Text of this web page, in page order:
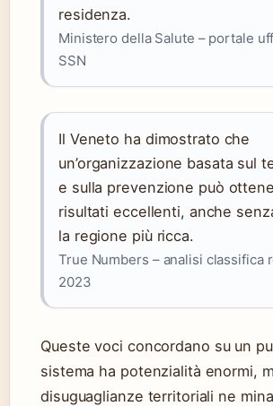
residenza.
Ministero della Salute – portale
SSN
Il Veneto ha dimostrato che
un’organizzazione basata sul
e sulla prevenzione può
risultati eccellenti, anche
la regione più ricca.
True Numbers – analisi classifica
2023
Queste voci concordano su un
sistema ha potenzialità enormi,
disuguaglianze territoriali ne